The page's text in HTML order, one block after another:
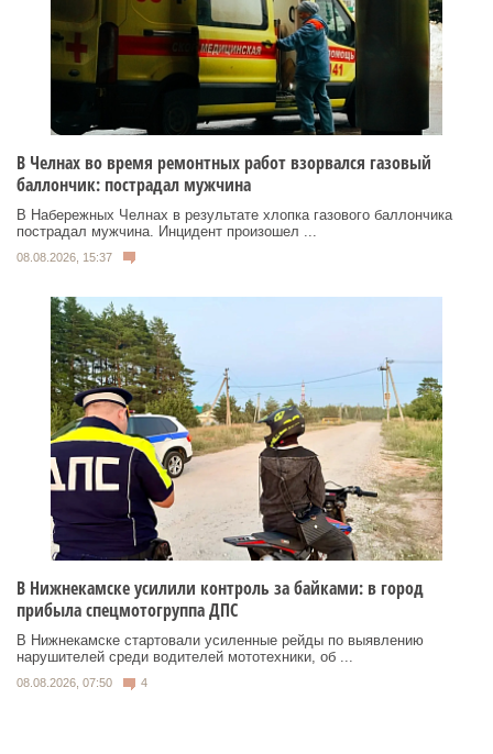
В Челнах во время ремонтных работ взорвался газовый
баллончик: пострадал мужчина
В Набережных Челнах в результате хлопка газового баллончика
пострадал мужчина. Инцидент произошел ...
08.08.2026, 15:37
В Нижнекамске усилили контроль за байками: в город
прибыла спецмотогруппа ДПС
В Нижнекамске стартовали усиленные рейды по выявлению
нарушителей среди водителей мототехники, об ...
08.08.2026, 07:50 4